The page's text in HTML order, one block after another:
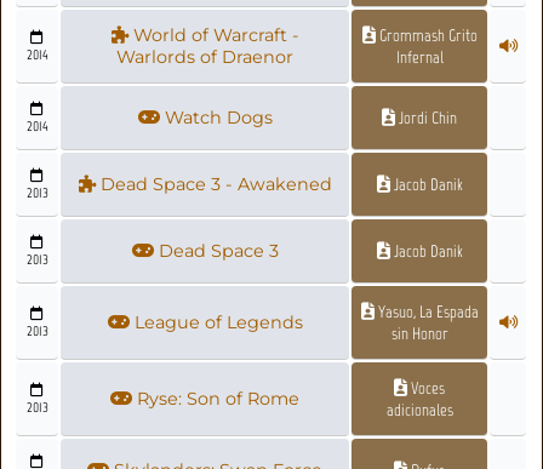
2014
World of Warcraft -
Warlords of Draenor
Grommash Grito
Infernal
2014 Watch Dogs Jordi Chin
2013 Dead Space 3 - Awakened Jacob Danik
2013 Dead Space 3 Jacob Danik
2013 League of Legends
Yasuo, La Espada
sin Honor
2013 Ryse: Son of Rome
Voces
adicionales